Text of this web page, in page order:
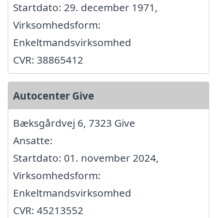
Startdato: 29. december 1971,
Virksomhedsform:
Enkeltmandsvirksomhed
CVR: 38865412
Autocenter Give
Bæksgårdvej 6, 7323 Give
Ansatte:
Startdato: 01. november 2024,
Virksomhedsform:
Enkeltmandsvirksomhed
CVR: 45213552